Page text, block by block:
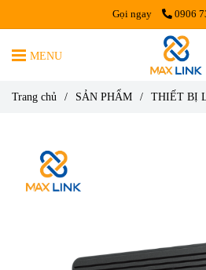
Gọi ngay 0906
MENU
Trang chủ / SẢN PHẨM / THIẾT BỊ